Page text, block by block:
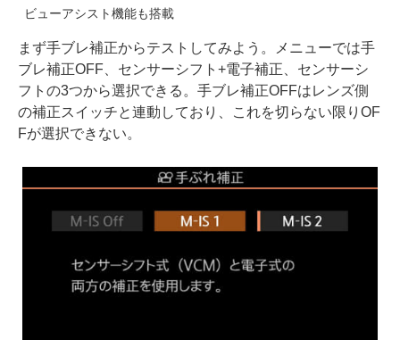
ビューアシスト機能も搭載
まず手ブレ補正からテストしてみよう。メニューでは手
ブレ補正OFF、センサーシフト+電子補正、センサーシ
フトの3つから選択できる。手ブレ補正OFFはレンズ側
の補正スイッチと連動しており、これを切らない限りOF
Fが選択できない。